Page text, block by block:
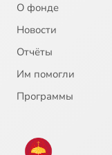
О фонде
Новости
Отчёты
Им помогли
Программы